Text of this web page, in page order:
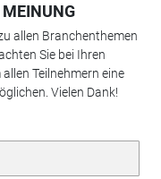
MEINUNG
allen Branchenthemen
Sie bei Ihren
Teilnehmern eine
Vielen Dank!